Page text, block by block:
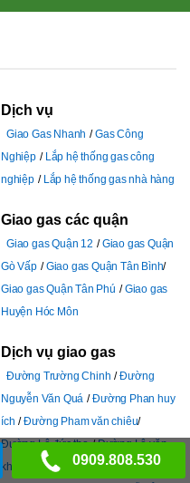
Dịch vụ
Giao Gas Nhanh
Gas Công
Nghiệp
Lắp hệ thống gas công
nghiệp
Lắp hệ thống gas nhà hàng
Giao gas các quận
Giao gas Quận 12
Giao gas Quận
Gò Vấp
Giao gas Quận Tân Bình
Giao gas Quận Tân Phú
Giao gas
Huyện Hóc Môn
Dịch vụ giao gas
Đường Trường Chinh
Đường
Nguyễn Văn Quá
Đường Phan huy
ích
Đường Pham văn chiêu
Đường Lê đức thọ
Đường Lê văn
khương
Đường Quang trung
0909.808.530